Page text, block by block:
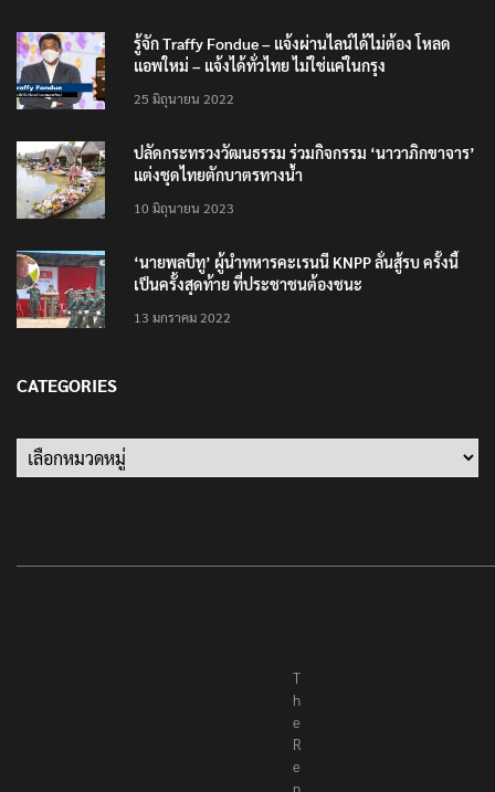
รู้จัก Traffy Fondue – แจ้งผ่านไลน์ได้ไม่ต้อง โหลด
แอพใหม่ – แจ้งได้ทั่วไทย ไม่ใช่แค่ในกรุง
25 มิถุนายน 2022
ปลัดกระทรวงวัฒนธรรม ร่วมกิจกรรม ‘นาวาภิกขาจาร’
แต่งชุดไทยตักบาตรทางน้ำ
10 มิถุนายน 2023
‘นายพลบีทู’ ผู้นำทหารคะเรนนี KNPP ลั่นสู้รบ ครั้งนี้
เป็นครั้งสุดท้าย ที่ประชาชนต้องชนะ
13 มกราคม 2022
CATEGORIES
Categories
T
h
e
R
e